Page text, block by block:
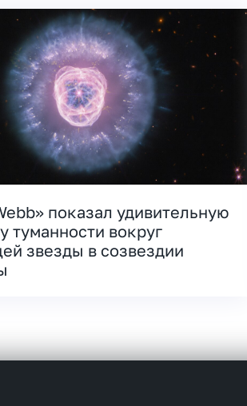
показал удивительную
туманности вокруг
звезды в созвездии